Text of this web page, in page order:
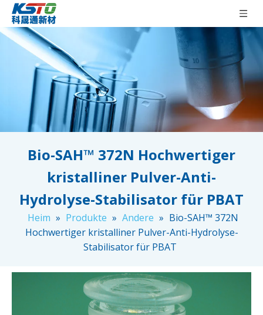
Bio-SAH™ 372N Hochwertiger
kristalliner Pulver-Anti-
Hydrolyse-Stabilisator für PBAT
Heim » Produkte » Andere » Bio-SAH™ 372N
Hochwertiger kristalliner Pulver-Anti-Hydrolyse-
Stabilisator für PBAT